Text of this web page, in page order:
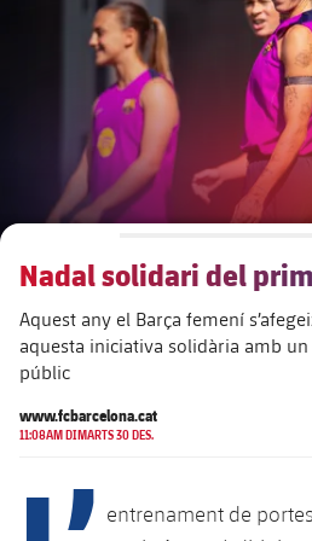
plusicon
més
Junta Directiva
Estructura executiva
chevron-right
label.aria.chevronright
Òrgans
chevron-right
label.aria.chevronright
plusicon
més
Barça Academy
Més que un club
Masia 360
plusicon
més
Dècada a dècada
Presidents
Centre de documentació
Nadal solidari del
Aquest any el Barça femení
aquesta iniciativa solidària amb
públic
www.fcbarcelona.cat
11:08AM DIMARTS 30 DES.
entrenament de